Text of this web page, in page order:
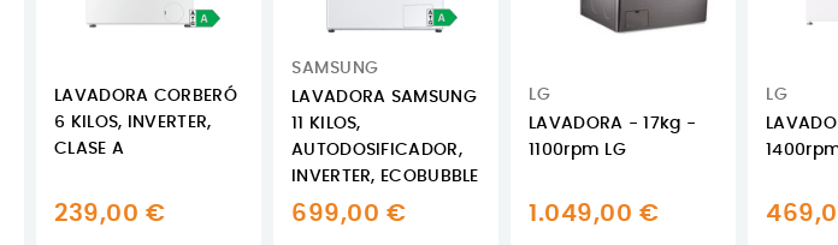
LAVADORA CORBERÓ
6 KILOS, INVERTER,
CLASE A
239,00 €
SAMSUNG
LAVADORA SAMSUNG
11 KILOS,
AUTODOSIFICADOR,
INVERTER, ECOBUBBLE
699,00 €
LG
LAVADORA - 17kg -
1100rpm LG
1.049,00 €
LG